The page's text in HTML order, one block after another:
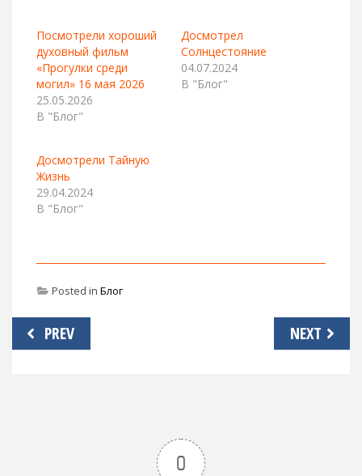
Посмотрели хороший
духовный фильм
«Прогулки среди
могил» 16 мая 2026
25.05.2026
В "Блог"
Досмотрел
Солнцестояние
04.07.2024
В "Блог"
Досмотрели Тайную
Жизнь
29.04.2024
В "Блог"
Posted in Блог
Навигация
по
PREV NEXT
0